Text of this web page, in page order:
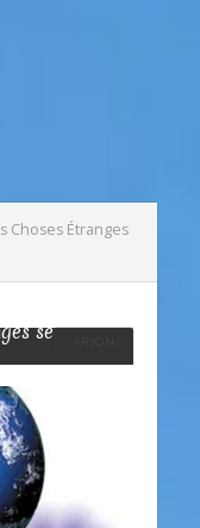
Choses Étranges
se